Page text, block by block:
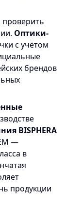
Оптики-
с учётом
брендов
BISPHERA
—
в
продукции